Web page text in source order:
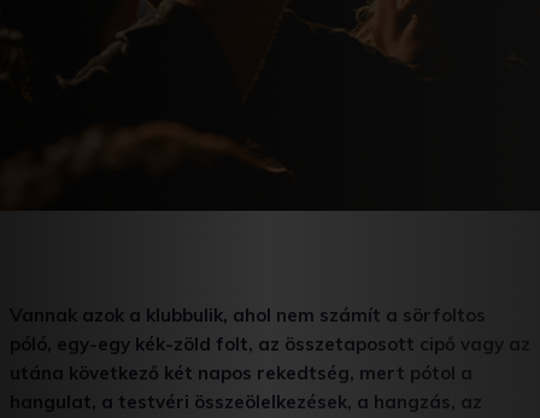
Vannak azok a klubbulik, ahol nem számít a sörfoltos
póló, egy-egy kék-zöld folt, az összetaposott cipő vagy az
utána következő két napos rekedtség, mert pótol a
hangulat, a testvéri összeölelkezések, a hangzás, az